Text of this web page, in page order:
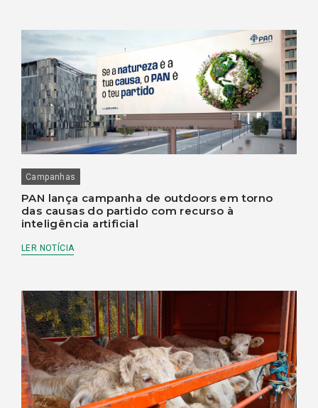
Campanhas
PAN lança campanha de outdoors em torno
das causas do partido com recurso à
inteligência artificial
LER NOTÍCIA